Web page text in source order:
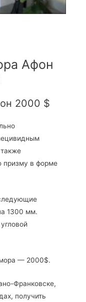
Афон
2000 $
призму в форме
1300 мм.
— 2000$.
Франковске,
получить